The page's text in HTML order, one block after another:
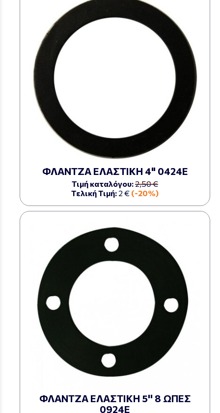
ΦΛΑΝΤΖΑ ΕΛΑΣΤΙΚΗ 4" 0424Ε
Τιμή καταλόγου:2,50 €
Τελική Τιμή: 2 € (-20%)
ΦΛΑΝΤΖΑ ΕΛΑΣΤΙΚΗ 5'' 8 ΩΠΕΣ
0924Ε